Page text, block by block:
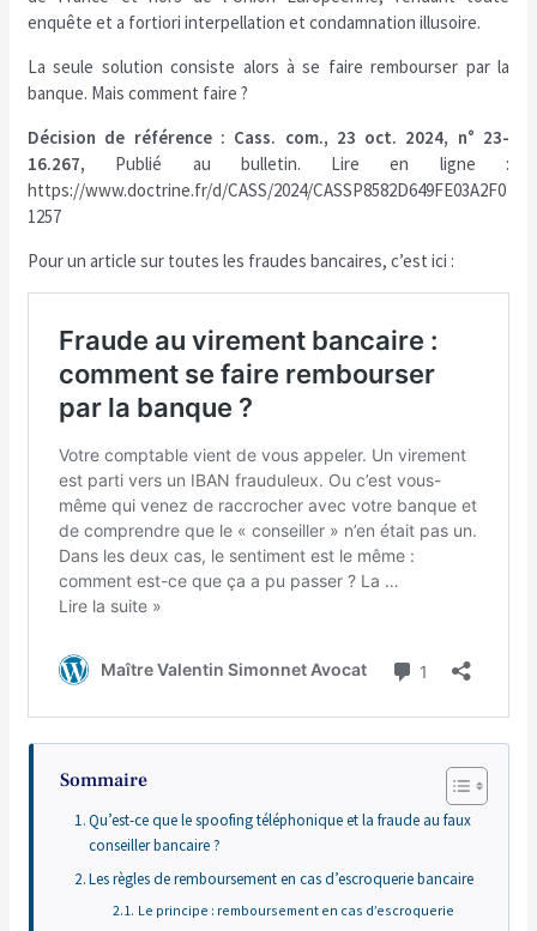
enquête et a fortiori interpellation et condamnation illusoire.
La seule solution consiste alors à se faire rembourser par la
banque. Mais comment faire ?
Décision de référence : Cass. com., 23 oct. 2024, n° 23-
16.267, Publié au bulletin. Lire en ligne :
https://www.doctrine.fr/d/CASS/2024/CASSP8582D649FE03A2F0
1257
Pour un article sur toutes les fraudes bancaires, c’est ici :
Sommaire
Qu’est-ce que le spoofing téléphonique et la fraude au faux
conseiller bancaire ?
Les règles de remboursement en cas d’escroquerie bancaire
Le principe : remboursement en cas d’escroquerie